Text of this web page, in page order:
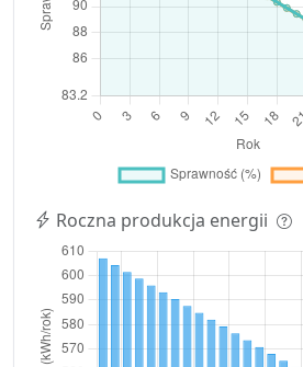
Roczna produkcja energii